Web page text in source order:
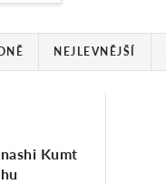
NEJLEVNĚJŠÍ
Kumt